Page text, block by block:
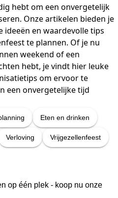
hebt om een onvergetelijk
Onze artikelen bieden je
ideeën en waardevolle tips
te plannen. Of je nu
weekend of een
hebt, je vindt hier leuke
om ervoor te
een onvergetelijke tijd
Eten en drinken
Verloving Vrijgezellenfeest
op één plek - koop nu onze